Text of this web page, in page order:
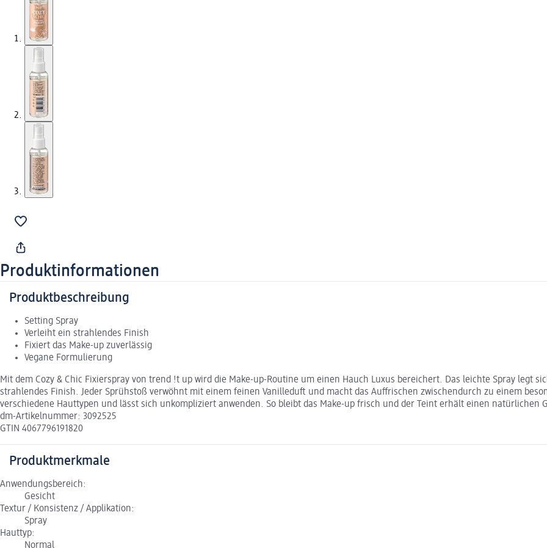
Produktinformationen
Produktbeschreibung
Setting Spray
Verleiht ein strahlendes Finish
Fixiert das Make-up zuverlässig
Vegane Formulierung
Mit dem Cozy & Chic Fixierspray von trend !t up wird die Make-up-Routine um einen Hauch Luxus bereichert. Das leichte Spray legt
strahlendes Finish. Jeder Sprühstoß verwöhnt mit einem feinen Vanilleduft und macht das Auffrischen zwischendurch zu einem
verschiedene Hauttypen und lässt sich unkompliziert anwenden. So bleibt das Make-up frisch und der Teint erhält einen natürlichen
dm-Artikelnummer: 3092525
GTIN 4067796191820
Produktmerkmale
Anwendungsbereich:
Gesicht
Textur / Konsistenz / Applikation:
Spray
Hauttyp:
Normal